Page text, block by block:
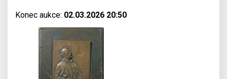
Konec aukce: 02.03.2026 20:50